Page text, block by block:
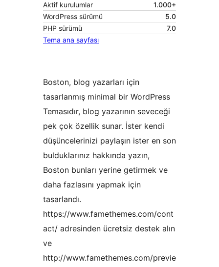
Aktif kurulumlar
1.000+
WordPress sürümü
5.0
PHP sürümü
7.0
Tema ana sayfası
Boston, blog yazarları için
tasarlanmış minimal bir WordPress
Temasıdır, blog yazarının seveceği
pek çok özellik sunar. İster kendi
düşüncelerinizi paylaşın ister en son
bulduklarınız hakkında yazın,
Boston bunları yerine getirmek ve
daha fazlasını yapmak için
tasarlandı.
https://www.famethemes.com/cont
act/ adresinden ücretsiz destek alın
ve
http://www.famethemes.com/previe